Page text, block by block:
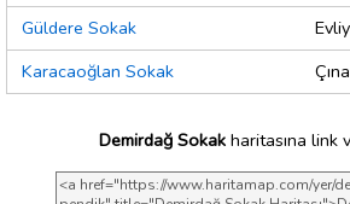
Güldere Sokak
Karacaoğlan Sokak
Demirdağ Sokak haritasına link